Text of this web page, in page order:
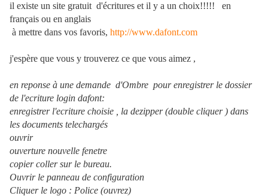
il existe un site gratuit d'écritures et il y a un choix!!!!! en
français ou en anglais
à mettre dans vos favoris, http://www.dafont.com
j'espère que vous y trouverez ce que vous aimez ,
en reponse à une demande d'Ombre pour enregistrer le dossier
de l'ecriture login dafont:
enregistrer l'ecriture choisie , la dezipper (double cliquer ) dans
les documents telechargés
ouvrir
ouverture nouvelle fenetre
copier coller sur le bureau.
Ouvrir le panneau de configuration
Cliquer le logo : Police (ouvrez)